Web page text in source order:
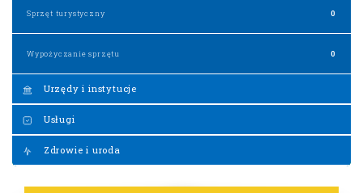
Sprzęt turystyczny 0
Wypożyczanie sprzętu 0
Urzędy i instytucje
Usługi
Zdrowie i uroda